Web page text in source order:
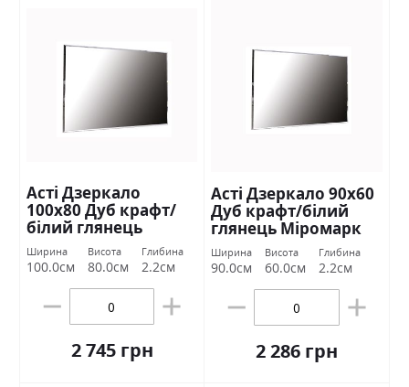
Асті Дзеркало
100х80 Дуб крафт/
білий глянець
Міромарк
Ширина
100.0см
Висота
80.0см
Глибина
2.2см
2 745 грн
Асті Дзеркало 90х60
Дуб крафт/білий
глянець Міромарк
Ширина
90.0см
Висота
60.0см
Глибина
2.2см
2 286 грн